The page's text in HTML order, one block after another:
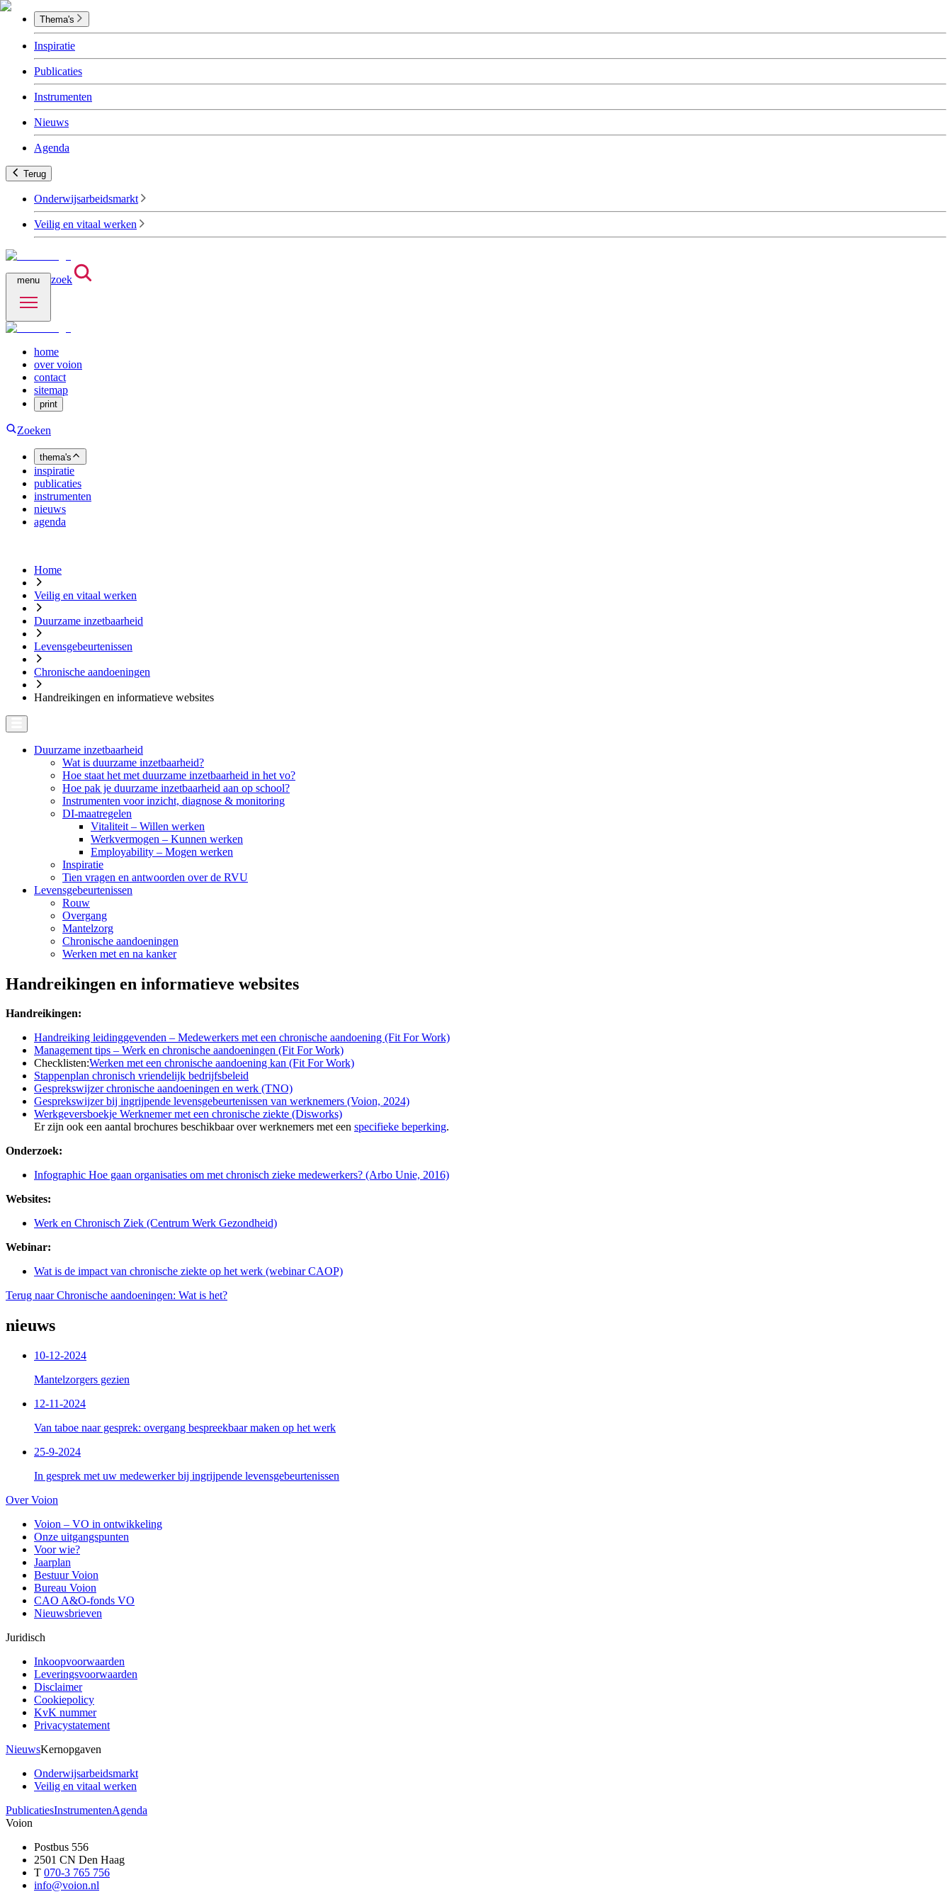
Thema's
Inspiratie
Publicaties
Instrumenten
Nieuws
Agenda
Terug
Onderwijsarbeidsmarkt
Veilig en vitaal werken
menu zoek
home
over voion
contact
sitemap
print
Zoeken
thema's
inspiratie
publicaties
instrumenten
nieuws
agenda
Home
Veilig en vitaal werken
Duurzame inzetbaarheid
Levensgebeurtenissen
Chronische aandoeningen
Handreikingen en informatieve websites
Duurzame inzetbaarheid
Wat is duurzame inzetbaarheid?
Hoe staat het met duurzame inzetbaarheid in het vo?
Hoe pak je duurzame inzetbaarheid aan op school?
Instrumenten voor inzicht, diagnose & monitoring
DI-maatregelen
Vitaliteit – Willen werken
Werkvermogen – Kunnen werken
Employability – Mogen werken
Inspiratie
Tien vragen en antwoorden over de RVU
Levensgebeurtenissen
Rouw
Overgang
Mantelzorg
Chronische aandoeningen
Werken met en na kanker
Handreikingen en informatieve websites
Handreikingen:
Handreiking leidinggevenden – Medewerkers met een chronische aandoening (Fit For Work)
Management tips – Werk en chronische aandoeningen (Fit For Work)
Checklisten:Werken met een chronische aandoening kan (Fit For Work)
Stappenplan chronisch vriendelijk bedrijfsbeleid
Gesprekswijzer chronische aandoeningen en werk (TNO)
Gesprekswijzer bij ingrijpende levensgebeurtenissen van werknemers (Voion, 2024)
Werkgeversboekje Werknemer met een chronische ziekte (Disworks)
Er zijn ook een aantal brochures beschikbaar over werknemers met een specifieke beperking.
Onderzoek:
Infographic Hoe gaan organisaties om met chronisch zieke medewerkers? (Arbo Unie, 2016)
Websites:
Werk en Chronisch Ziek (Centrum Werk Gezondheid)
Webinar:
Wat is de impact van chronische ziekte op het werk (webinar CAOP)
Terug naar Chronische aandoeningen: Wat is het?
nieuws
10-12-2024
Mantelzorgers gezien
12-11-2024
Van taboe naar gesprek: overgang bespreekbaar maken op het werk
25-9-2024
In gesprek met uw medewerker bij ingrijpende levensgebeurtenissen
Over Voion
Voion – VO in ontwikkeling
Onze uitgangspunten
Voor wie?
Jaarplan
Bestuur Voion
Bureau Voion
CAO A&O-fonds VO
Nieuwsbrieven
Juridisch
Inkoopvoorwaarden
Leveringsvoorwaarden
Disclaimer
Cookiepolicy
KvK nummer
Privacystatement
NieuwsKernopgaven
Onderwijsarbeidsmarkt
Veilig en vitaal werken
PublicatiesInstrumentenAgenda
Voion
Postbus 556
2501 CN Den Haag
T 070-3 765 756
info@voion.nl